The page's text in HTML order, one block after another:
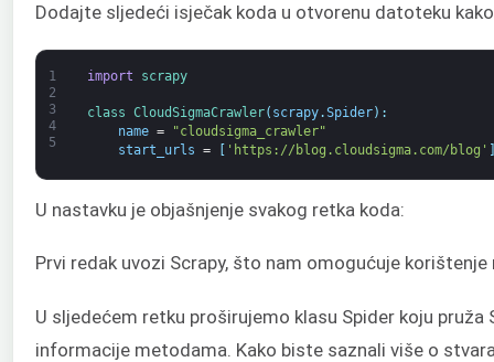
Dodajte sljedeći isječak koda u otvorenu datoteku
1
2
3
4
5
import scrapy
class CloudSigmaCrawler( scrapy.Spider) :
name =
"cloudsigma_crawler"
start_urls = 'https://blog.cloudsigma.com/blog'
U nastavku je objašnjenje svakog retka koda:
Prvi redak uvozi Scrapy, što nam omogućuje
U sljedećem retku proširujemo klasu Spider koju
informacije metodama. Kako biste saznali više o